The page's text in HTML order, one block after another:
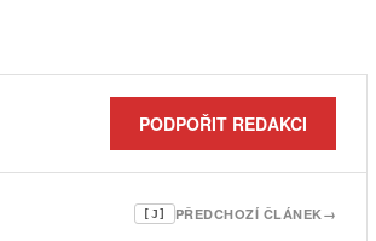
PODPOŘIT REDAKCI
→
PŘEDCHOZÍ ČLÁNEK
[J]